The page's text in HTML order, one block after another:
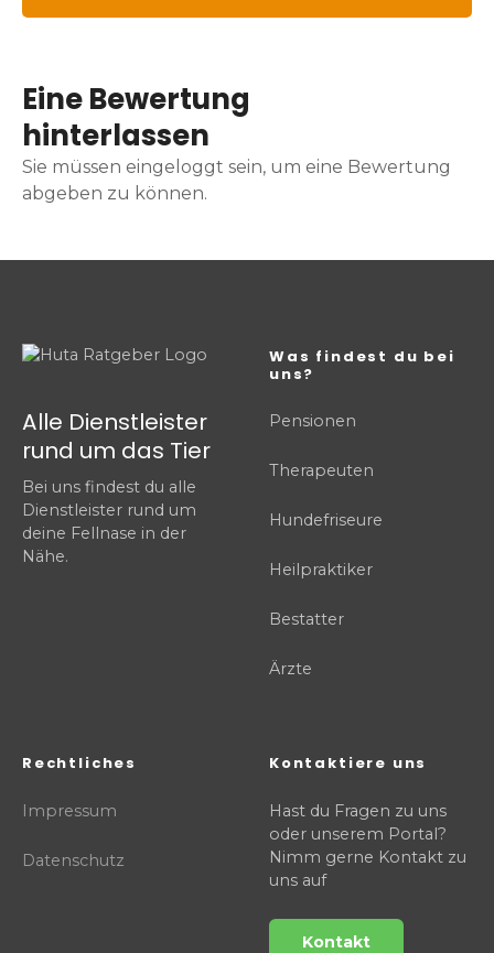
Eine Bewertung
hinterlassen
Sie müssen eingeloggt sein, um eine Bewertung
abgeben zu können.
Alle Dienstleister
rund um das Tier
Bei uns findest du alle
Dienstleister rund um
deine Fellnase in der
Nähe.
Was findest du bei
uns?
Pensionen
Therapeuten
Hundefriseure
Heilpraktiker
Bestatter
Ärzte
Rechtliches
Impressum
Datenschutz
Kontaktiere uns
Hast du Fragen zu uns
oder unserem Portal?
Nimm gerne Kontakt zu
uns auf
Kontakt